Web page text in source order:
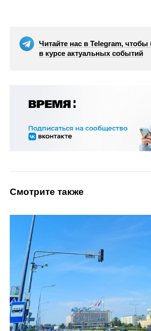
Читайте нас в Telegram,
в курсе актуальных событий
Смотрите также